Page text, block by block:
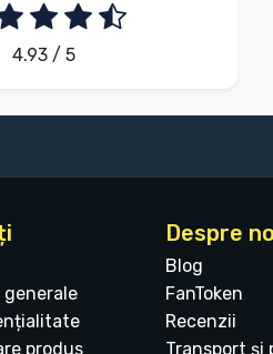
4.93 / 5
generale
produs
Despre
Blog
FanToken
Recenzii
Transport și